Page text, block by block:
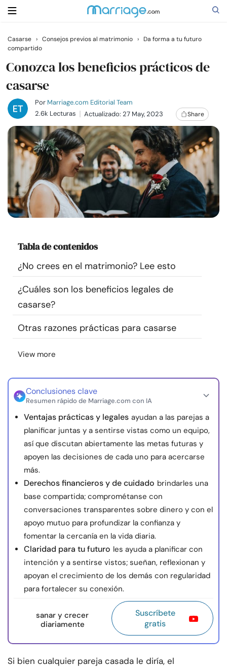
Buscar
Casarse
Relaciones
Familia
Ayuda
Cursos
Recursos
Comunidad
Encuentra un terapeuta
Idioma
nosotros
© Copyright 2026. Todos los derechos reservados.
Casarse › Consejos previos al matrimonio ›
Da forma a tu futuro
compartido
Conozca los beneficios prácticos de
casarse
Por Marriage.com Editorial Team
2.6k Lecturas
Actualizado: 27 May, 2023 Share
Tabla de contenidos
¿No crees en el matrimonio? Lee esto
¿Cuáles son los beneficios legales de
casarse?
Otras razones prácticas para casarse
View more
Conclusiones clave
Resumen rápido de Marriage.com con IA
Ventajas prácticas y legales ayudan a las parejas a
planificar juntas y a sentirse vistas como un equipo,
así que discutan abiertamente las metas futuras y
apoyen las decisiones de cada uno para acercarse
más.
Derechos financieros y de cuidado brindarles una
base compartida; comprométanse con
conversaciones transparentes sobre dinero y con el
apoyo mutuo para profundizar la confianza y
fomentar la cercanía en la vida diaria.
Claridad para tu futuro les ayuda a planificar con
intención y a sentirse vistos; sueñan, reflexionan y
apoyan el crecimiento de los demás con regularidad
para fortalecer su conexión.
sanar y crecer
diariamente
Suscríbete
gratis
Si bien cualquier pareja casada le diría, el